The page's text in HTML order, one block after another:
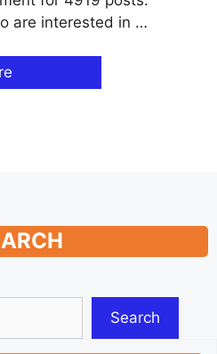
are interested in …
Search